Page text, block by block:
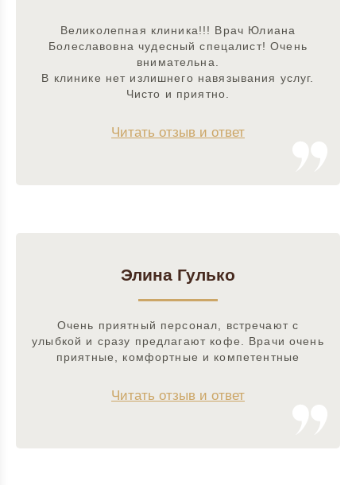
Великолепная клиника!!! Врач Юлиана
Болеславовна чудесный спецалист! Очень
внимательна.
В клинике нет излишнего навязывания услуг.
Чисто и приятно.
Читать отзыв и ответ
Элина Гулько
Очень приятный персонал, встречают с
улыбкой и сразу предлагают кофе. Врачи очень
приятные, комфортные и компетентные
Читать отзыв и ответ